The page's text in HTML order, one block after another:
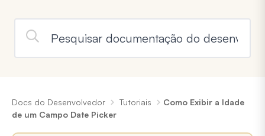
Docs do Desenvolvedor Tutoriais
Como Exibir a Idade
de um Campo Date Picker